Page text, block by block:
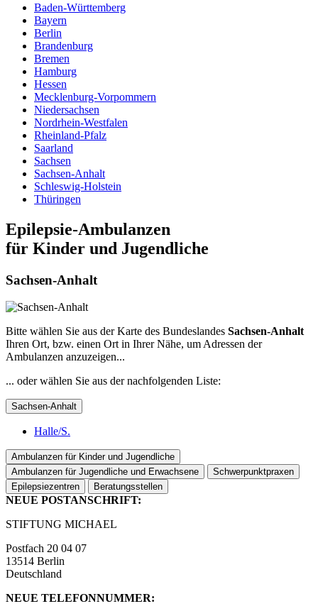
Baden-Württemberg
Bayern
Berlin
Brandenburg
Bremen
Hamburg
Hessen
Mecklenburg-Vorpommern
Niedersachsen
Nordrhein-Westfalen
Rheinland-Pfalz
Saarland
Sachsen
Sachsen-Anhalt
Schleswig-Holstein
Thüringen
Epilepsie-Ambulanzen
für Kinder und Jugendliche
Sachsen-Anhalt
Bitte wählen Sie aus der Karte des Bundeslandes Sachsen-Anhalt
Ihren Ort, bzw. einen Ort in Ihrer Nähe, um Adressen der
Ambulanzen anzuzeigen...
... oder wählen Sie aus der nachfolgenden Liste:
Sachsen-Anhalt
Halle/S.
Ambulanzen für Kinder und Jugendliche
Ambulanzen für Jugendliche und Erwachsene
Schwerpunktpraxen
Epilepsiezentren
Beratungsstellen
NEUE POSTANSCHRIFT:
STIFTUNG MICHAEL
Postfach 20 04 07
13514 Berlin
Deutschland
NEUE TELEFONNUMMER: